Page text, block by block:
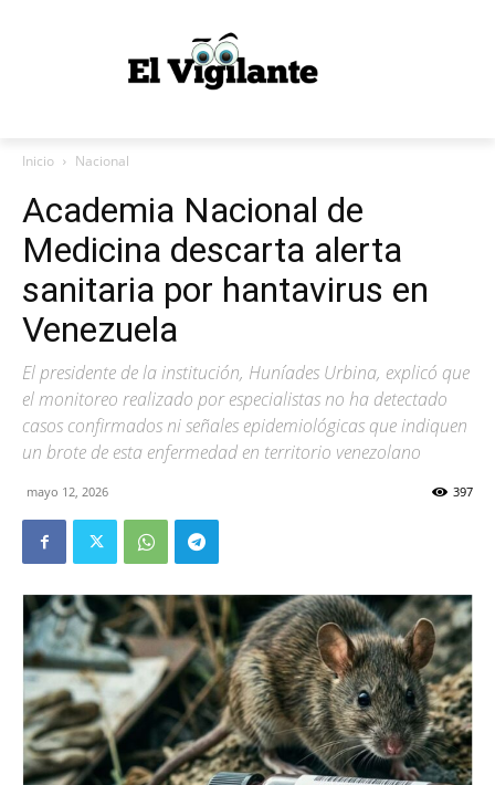
Inicio Nacional
Academia Nacional de
Medicina descarta alerta
sanitaria por hantavirus en
Venezuela
El presidente de la institución, Huníades Urbina, explicó que
el monitoreo realizado por especialistas no ha detectado
casos confirmados ni señales epidemiológicas que indiquen
un brote de esta enfermedad en territorio venezolano
mayo 12, 2026 397